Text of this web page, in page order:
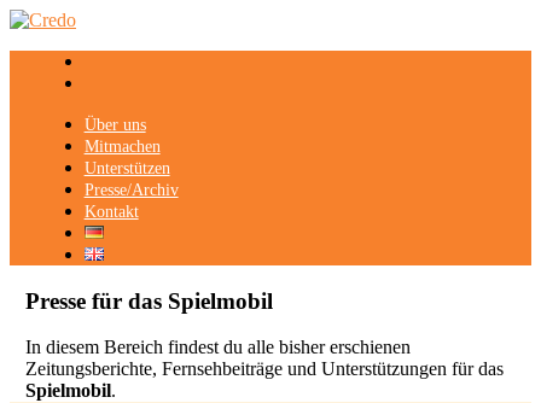
Über uns
Mitmachen
Unterstützen
Presse/Archiv
Kontakt
Presse für das Spielmobil
In diesem Bereich findest du alle bisher erschienen
Zeitungsberichte, Fernsehbeiträge und Unterstützungen für das
Spielmobil.